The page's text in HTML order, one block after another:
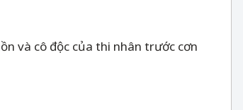
và cô độc của thi nhân trước cơn